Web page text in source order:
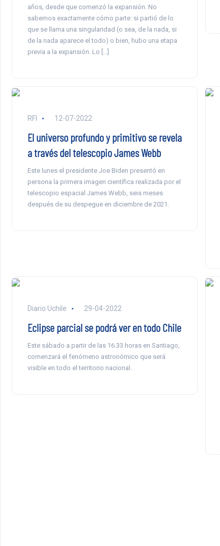
años, desde que comenzó la expansión. No
sabemos exactamente cómo parte: si partió de lo
que se llama una singularidad (o sea, de la nada, si
de la nada aparece el todo) o bien, hubo una etapa
previa a la expansión. Lo […]
RFI 12-07-2022
El universo profundo y primitivo se revela
a través del telescopio James Webb
Este lunes el presidente Joe Biden presentó en
persona la primera imagen científica realizada por el
telescopio espacial James Webb, seis meses
después de su despegue en diciembre de 2021.
Diario Uchile 29-04-2022
Eclipse parcial se podrá ver en todo Chile
Este sábado a partir de las 16.33 horas en Santiago,
comenzará el fenómeno astronómico que será
visible en todo el territorio nacional.